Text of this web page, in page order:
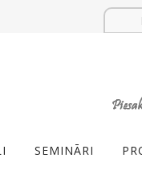
SEMINĀRI